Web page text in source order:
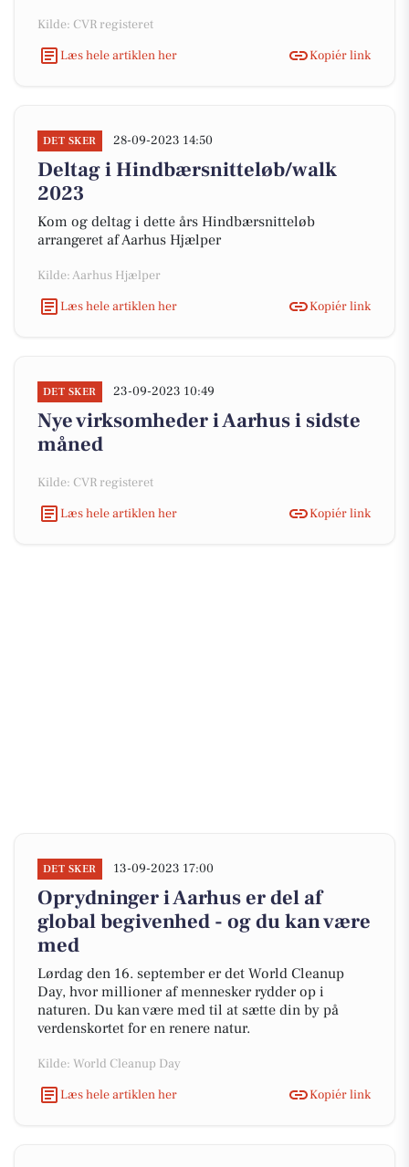
Kilde: CVR registeret
Læs hele artiklen her
Kopiér link
DET SKER 28-09-2023 14:50
Deltag i Hindbærsnitteløb/walk
2023
Kom og deltag i dette års Hindbærsnitteløb
arrangeret af Aarhus Hjælper
Kilde: Aarhus Hjælper
Læs hele artiklen her
Kopiér link
DET SKER 23-09-2023 10:49
Nye virksomheder i Aarhus i sidste
måned
Kilde: CVR registeret
Læs hele artiklen her
Kopiér link
DET SKER 13-09-2023 17:00
Oprydninger i Aarhus er del af
global begivenhed - og du kan være
med
Lørdag den 16. september er det World Cleanup
Day, hvor millioner af mennesker rydder op i
naturen. Du kan være med til at sætte din by på
verdenskortet for en renere natur.
Kilde: World Cleanup Day
Læs hele artiklen her
Kopiér link